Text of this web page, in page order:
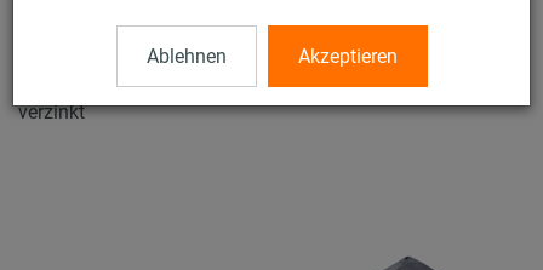
Ablehnen Akzeptieren
Sechskantschrauben
Sechskantschraube, DIN 933, Güte 8.8, M8 x 30 mm,
verzinkt